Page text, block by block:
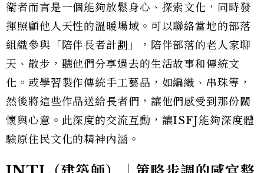
衛者而言是一個能夠放鬆身心、探索文化，同時發
揮照顧他人天性的溫暖場域。可以聯絡當地的部落
組織參與「陪伴長者計劃」，陪伴部落的老人家聊
天、散步，聽他們分享過去的生活故事和傳統文
化。或學習製作傳統手工藝品，如編織、串珠等，
然後將這些作品送給長者們，讓他們感受到那份關
懷與心意。此深度的交流互動，讓ISFJ能夠深度體
驗原住民文化的精神內涵。